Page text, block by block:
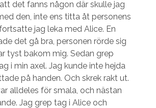
det fanns någon där skulle jag
den, inte ens titta åt personens
jag leka med Alice. En
det gå bra, personen rörde sig
tyst bakom mig. Sedan grep
i min axel. Jag kunde inte hejda
på handen. Och skrek rakt ut.
alldeles för smala, och nästan
Jag grep tag i Alice och